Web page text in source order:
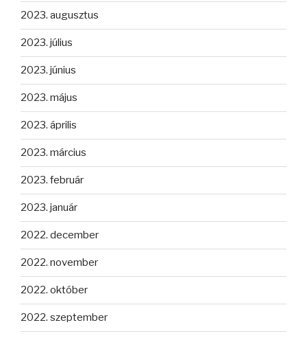
2023. augusztus
2023. július
2023. június
2023. május
2023. április
2023. március
2023. február
2023. január
2022. december
2022. november
2022. október
2022. szeptember